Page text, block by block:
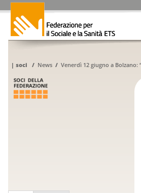
| soci / News/ Venerdì 12 giugno a Bolzano: